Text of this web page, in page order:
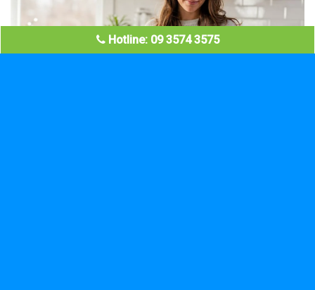
Hotline: 09 3574 3575